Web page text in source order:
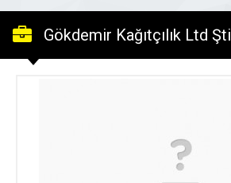
Gökdemir Kağıtçılık Ltd Şti